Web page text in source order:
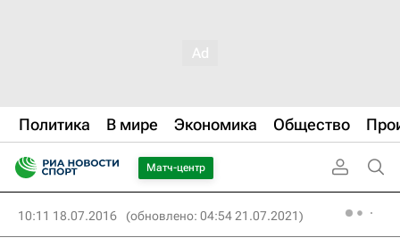
Политика В мире Экономика Общество
Матч-центр
10:11 18.07.2016 (обновлено: 04:54 21.07.2021)